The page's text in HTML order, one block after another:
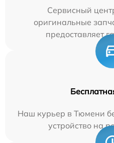
Сервисный
оригинальные
предоставляет
Наш курьер в Тюмени
устройство на